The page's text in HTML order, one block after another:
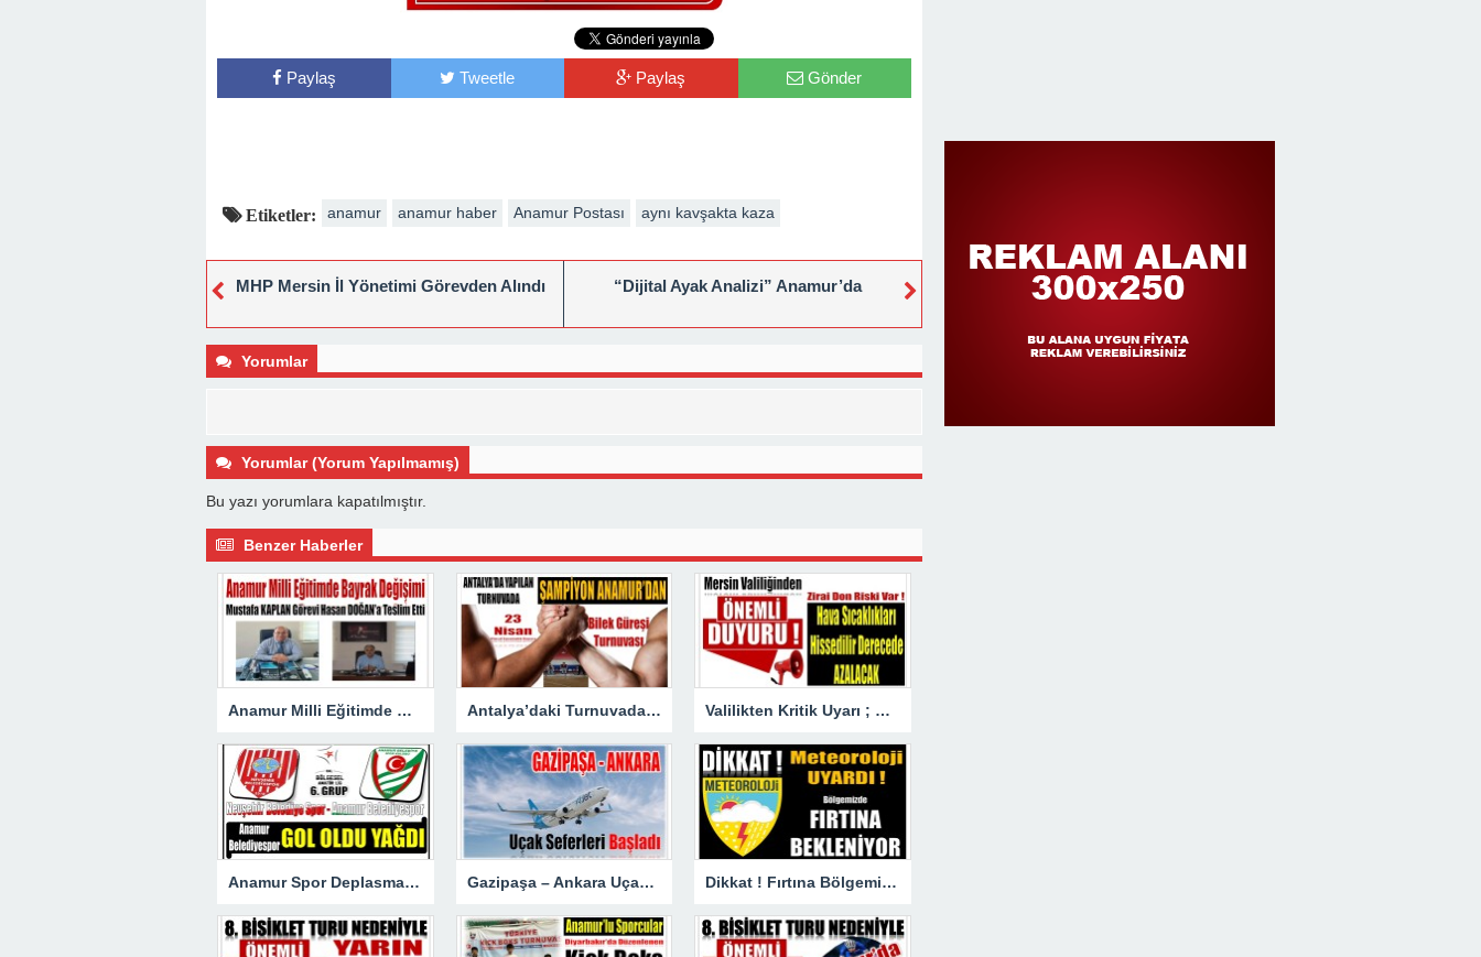
Paylaş Tweetle Paylaş Gönder
Etiketler: anamur anamur haber Anamur Postası aynı kavşakta kaza
MHP Mersin İl Yönetimi Görevden Alındı “Dijital Ayak Analizi” Anamur’da
Yorumlar
Yorumlar (Yorum Yapılmamış)
Bu yazı yorumlara kapatılmıştır.
Benzer Haberler
Anamur Milli Eğitimde Görev Değişimi : Hasan DOĞAN Atandı Antalya’daki Turnuvada Şampiyon Anamur’dan Valilikten Kritik Uyarı ; Hava Sıcaklığı Hissedilir Derecede Azalacak!
Anamur Spor Deplasmanda Gol Oldu Yağdı! Gazipaşa – Ankara Uçak Seferleri Başladı Dikkat ! Fırtına Bölgemizde Etkili Olacak